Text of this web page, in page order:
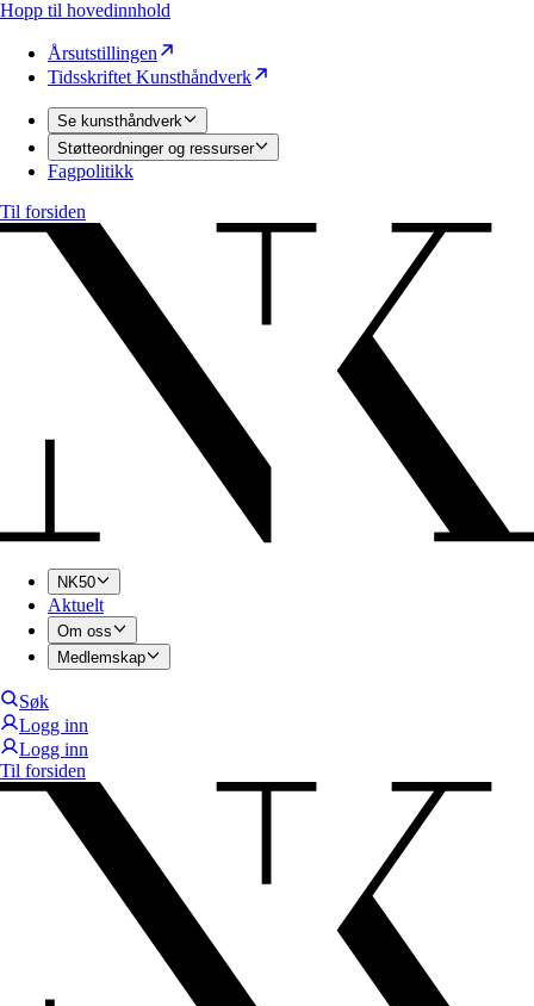
Hopp til hovedinnhold
Årsutstillingen
Tidsskriftet Kunsthåndverk
Se kunsthåndverk
Støtteordninger og ressurser
Fagpolitikk
Til forsiden
NK50
Aktuelt
Om oss
Medlemskap
Søk
Logg inn
Logg inn
Til forsiden